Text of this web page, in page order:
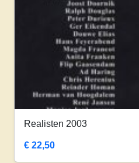
Realisten 2003
€ 22,50